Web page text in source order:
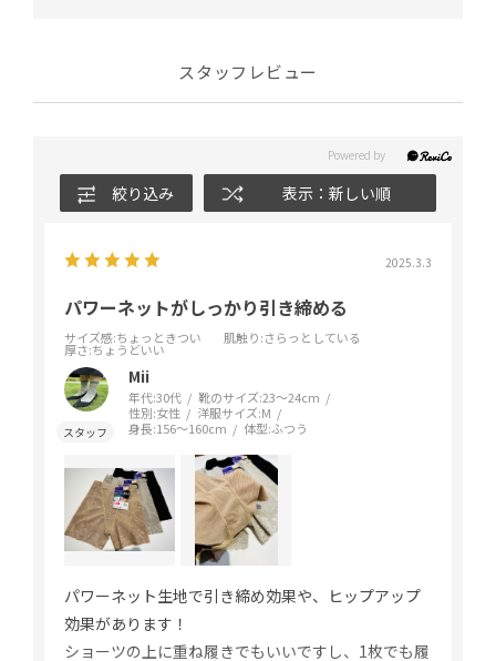
スタッフレビュー
絞り込み 表示：新しい順
2025.3.3
パワーネットがしっかり引き締める
サイズ感:ちょっときつい 肌触り:さらっとしている
厚さ:ちょうどいい
Mii
年代:30代 靴のサイズ:23～24cm
性別:女性 洋服サイズ:M
身長:156～160cm 体型:ふつう
パワーネット生地で引き締め効果や、ヒップアップ
効果があります！
ショーツの上に重ね履きでもいいですし、1枚でも履